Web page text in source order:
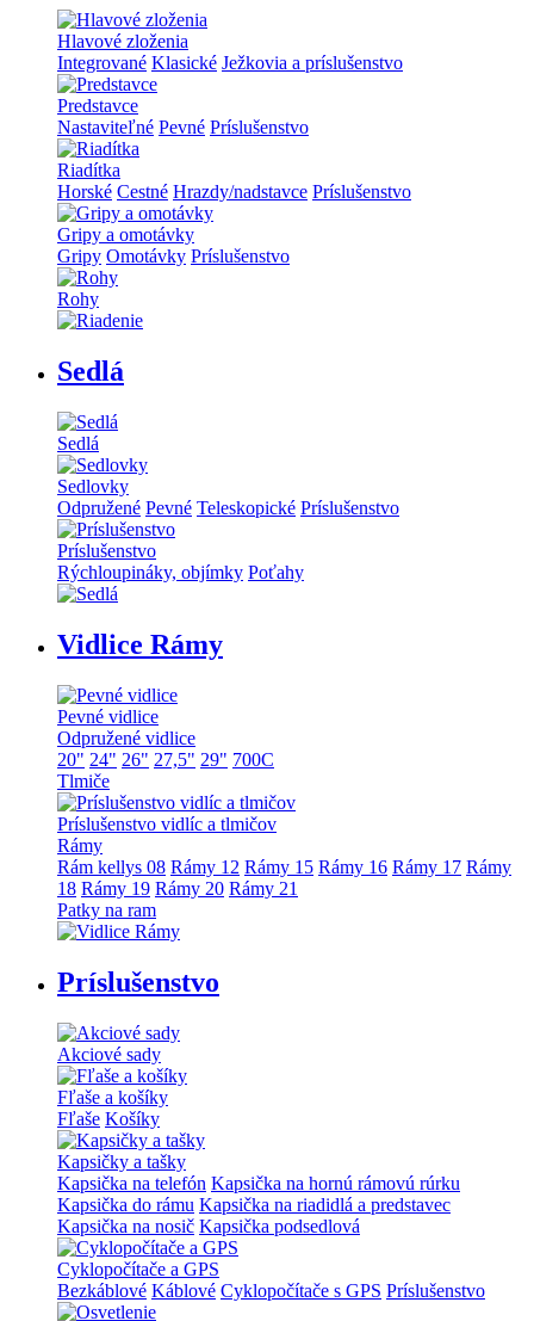
Hlavové zloženia
Integrované Klasické Ježkovia a príslušenstvo
Predstavce
Nastaviteľné Pevné Príslušenstvo
Riadítka
Horské Cestné Hrazdy/nadstavce Príslušenstvo
Gripy a omotávky
Gripy Omotávky Príslušenstvo
Rohy
Sedlá
Sedlá
Sedlovky
Odpružené Pevné Teleskopické Príslušenstvo
Príslušenstvo
Rýchloupináky, objímky Poťahy
Vidlice Rámy
Pevné vidlice
Odpružené vidlice
20" 24" 26" 27,5" 29" 700C
Tlmiče
Príslušenstvo vidlíc a tlmičov
Rámy
Rám kellys 08 Rámy 12 Rámy 15 Rámy 16 Rámy 17 Rámy
18 Rámy 19 Rámy 20 Rámy 21
Patky na ram
Príslušenstvo
Akciové sady
Fľaše a košíky
Fľaše Košíky
Kapsičky a tašky
Kapsička na telefón Kapsička na hornú rámovú rúrku
Kapsička do rámu Kapsička na riadidlá a predstavec
Kapsička na nosič Kapsička podsedlová
Cyklopočítače a GPS
Bezkáblové Káblové Cyklopočítače s GPS Príslušenstvo